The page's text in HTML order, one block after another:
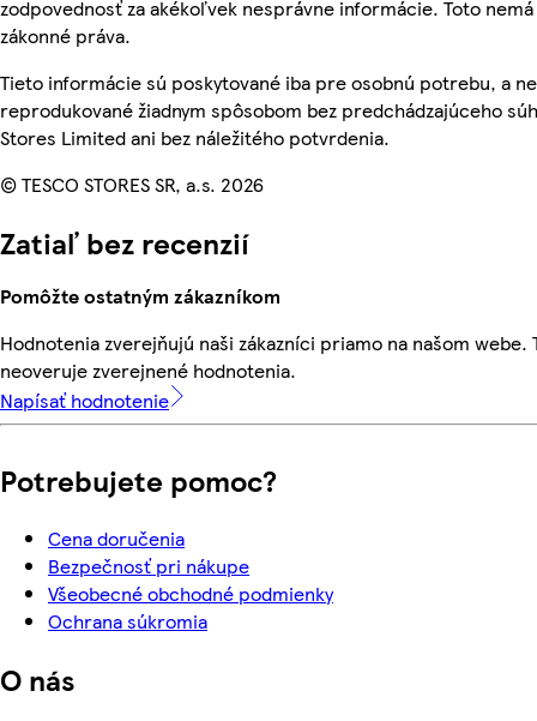
zodpovednosť za akékoľvek nesprávne informácie. Toto nemá
zákonné práva.
Tieto informácie sú poskytované iba pre osobnú potrebu, a
reprodukované žiadnym spôsobom bez predchádzajúceho
Stores Limited ani bez náležitého potvrdenia.
© TESCO STORES SR, a.s. 2026
Zatiaľ bez recenzií
Pomôžte ostatným zákazníkom
Hodnotenia zverejňujú naši zákazníci priamo na našom webe.
neoveruje zverejnené hodnotenia.
Napísať hodnotenie
Potrebujete pomoc?
Cena doručenia
Bezpečnosť pri nákupe
Všeobecné obchodné podmienky
Ochrana súkromia
O nás